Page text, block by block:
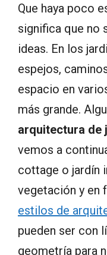
Que haya poco
significa que no
ideas. En los
espejos,
espacio en
más grande.
arquitectura de
vemos a
cottage o jardín
vegetación y en
estilos de
pueden ser con
geometría para